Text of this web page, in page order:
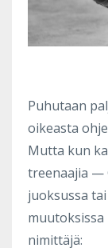
Puhutaan
oikeasta
Mutta kun
treenaajia —
juoksussa
nimittäjä: